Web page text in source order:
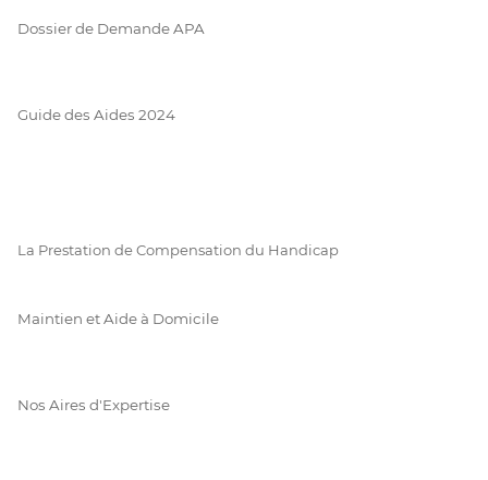
Dossier de Demande APA
Guide des Aides 2024
La Prestation de Compensation du Handicap
Maintien et Aide à Domicile
Nos Aires d'Expertise